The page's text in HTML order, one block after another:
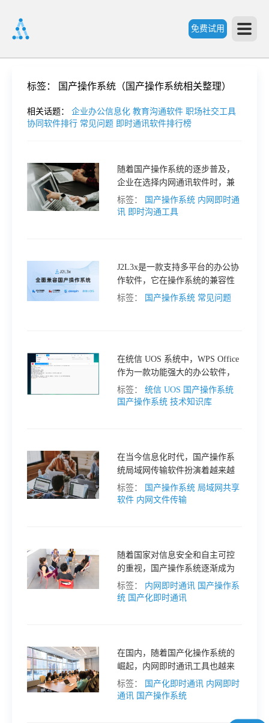
免费试用
格
常
题
标签： 国产操作系统（国产操作系统相关整理）
相关话题： 企业办公信息化 教育沟通软件 职场社交工具
协同软件排行 常见问题 即时通讯软件排行榜
随着国产操作系统的逐步普及，
企业在选择内网通讯软件时，兼
容性成为了一个不可忽视的重要
因素。
标签： 国产操作系统 内网即时通
讯 即时沟通工具
J2L3x是一款支持多平台的办公协
作软件，它在操作系统的兼容性
方面表现出色，能够满足不同用
标签： 国产操作系统 常见问题
在统信 UOS 系统中，WPS Office
作为一款功能强大的办公软件，
能够帮助用户高效地处理文档、
表格和演示文稿。
标签：
统信 UOS 国产操作系统
国产操作系统 技术知识库
在当今信息化时代，国产操作系
统局域网传输软件扮演着越来越
重要的角色。它们不仅能够实现
内部信息的快速共享，还能显著
标签： 国产操作系统 局域网共享
软件 内网文件传输
随着国家对信息安全和自主可控
的重视，国产操作系统逐渐成为
企业和机构的首选。在这一背景
下，兼容国产系统的内网通讯软
标签： 内网即时通讯 国产操作系
统 国产化即时通讯
在国内，随着国产化操作系统的
崛起，内网即时通讯工具也越来
越受到企业的关注和青睐。本文
将围绕“深入了解国产化操作系统
标签： 国产化即时通讯 内网即时
通讯 国产操作系统